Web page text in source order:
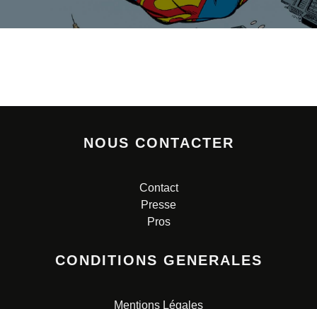
NOUS CONTACTER
Contact
Presse
Pros
CONDITIONS GENERALES
Mentions Légales